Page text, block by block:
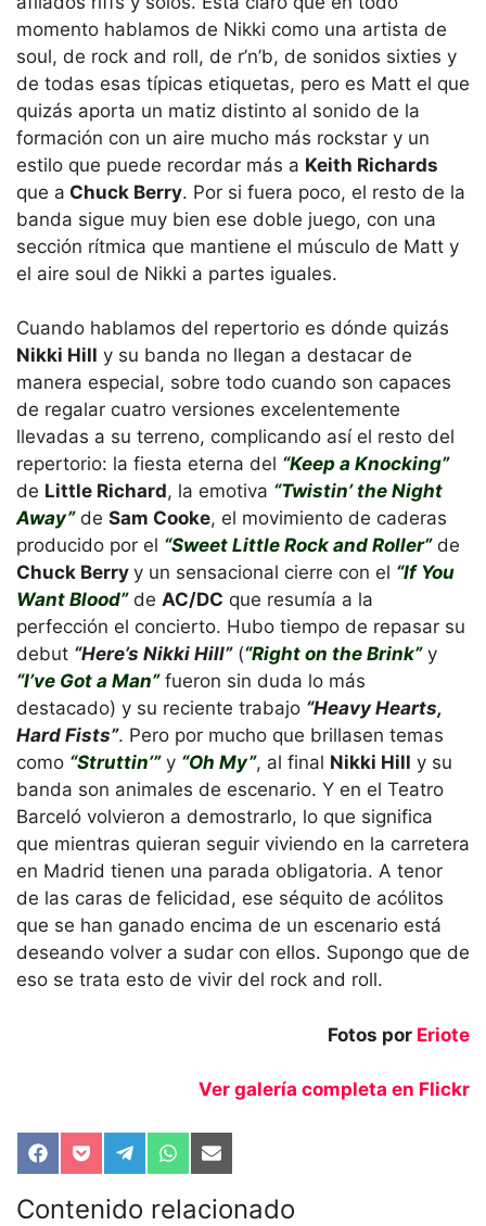
momento hablamos de Nikki como una artista de
soul, de rock and roll, de r’n’b, de sonidos sixties y
de todas esas típicas etiquetas, pero es Matt el que
quizás aporta un matiz distinto al sonido de la
formación con un aire mucho más rockstar y un
estilo que puede recordar más a Keith Richards
que a Chuck Berry. Por si fuera poco, el resto de la
banda sigue muy bien ese doble juego, con una
sección rítmica que mantiene el músculo de Matt y
el aire soul de Nikki a partes iguales.
Cuando hablamos del repertorio es dónde quizás
Nikki Hill y su banda no llegan a destacar de
manera especial, sobre todo cuando son capaces
de regalar cuatro versiones excelentemente
llevadas a su terreno, complicando así el resto del
repertorio: la fiesta eterna del “Keep a Knocking”
de Little Richard, la emotiva “Twistin’ the Night
Away”de Sam Cooke, el movimiento de caderas
producido por el “Sweet Little Rock and Roller”de
Chuck Berry y un sensacional cierre con el “If You
Want Blood”de AC/DC que resumía a la
perfección el concierto. Hubo tiempo de repasar su
debut “Here’s Nikki Hill”(“Right on the Brink”y
“I’ve Got a Man”fueron sin duda lo más
destacado) y su reciente trabajo “Heavy Hearts,
Hard Fists”. Pero por mucho que brillasen temas
como “Struttin’”y “Oh My”, al final Nikki Hill y su
banda son animales de escenario. Y en el Teatro
Barceló volvieron a demostrarlo, lo que significa
que mientras quieran seguir viviendo en la carretera
en Madrid tienen una parada obligatoria. A tenor
de las caras de felicidad, ese séquito de acólitos
que se han ganado encima de un escenario está
deseando volver a sudar con ellos. Supongo que de
eso se trata esto de vivir del rock and roll.
Fotos por Eriote
Ver galería completa en Flickr
Compartir
en
Facebook
Compartir
en
Pocket
Compartir
en
Telegram
Compartir
en
WhatsApp
Compartir
en
Email
Contenido relacionado